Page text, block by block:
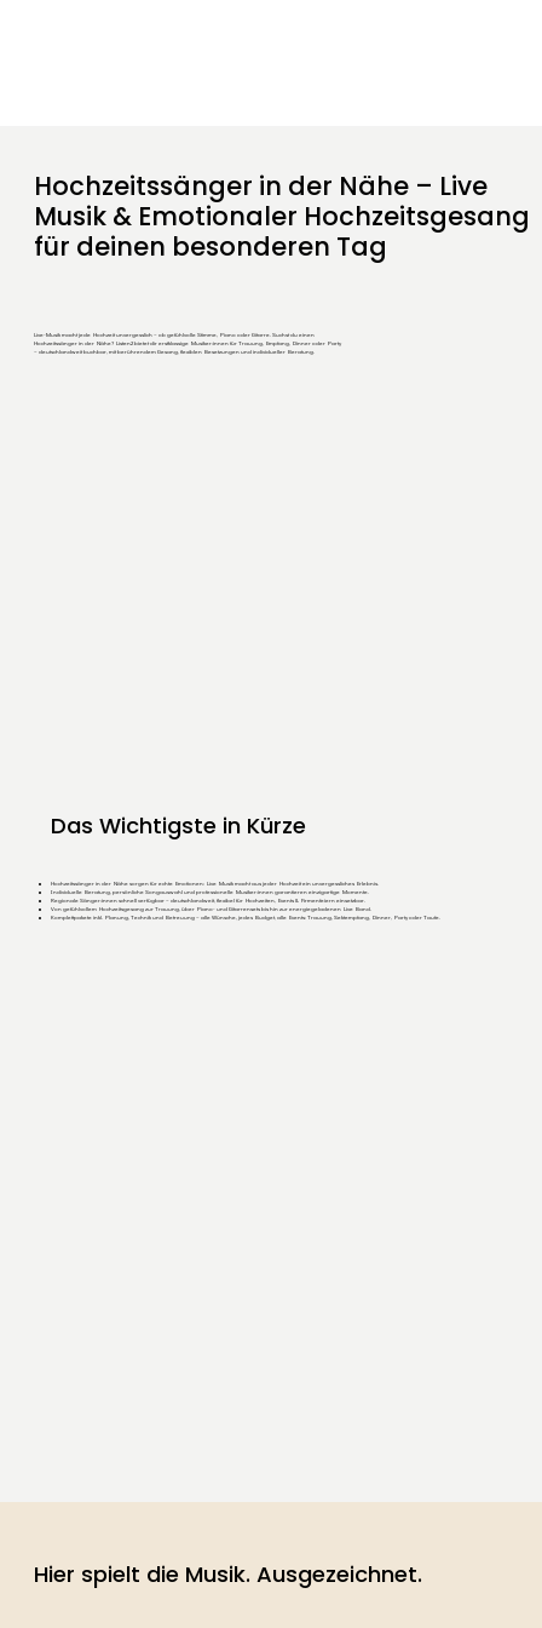
Hochzeitssänger in der Nähe – Live
Musik & Emotionaler Hochzeitsgesang
für deinen besonderen Tag
Live-Musik macht jede Hochzeit unvergesslich – ob gefühlvolle Stimme, Piano oder Gitarre. Suchst du einen
Hochzeitssänger in der Nähe? Listen2 bietet dir erstklassige Musiker:innen für Trauung, Empfang, Dinner oder Party
– deutschlandweit buchbar, mit berührendem Gesang, flexiblen Besetzungen und individueller Beratung.
Das Wichtigste in Kürze
Hochzeitssänger in der Nähe sorgen für echte Emotionen: Live Musik macht aus jeder Hochzeit ein unvergessliches Erlebnis.
Individuelle Beratung, persönliche Songauswahl und professionelle Musiker:innen garantieren einzigartige Momente.
Regionale Sänger:innen schnell verfügbar – deutschlandweit, flexibel für Hochzeiten, Events & Firmenfeiern einsetzbar.
Von gefühlvollem Hochzeitsgesang zur Trauung, über Piano- und Gitarrensets bis hin zur energiegeladenen Live Band.
Komplettpakete inkl. Planung, Technik und Betreuung – alle Wünsche, jedes Budget, alle Events: Trauung, Sektempfang, Dinner, Party oder Taufe.
Hier spielt die Musik. Ausgezeichnet.